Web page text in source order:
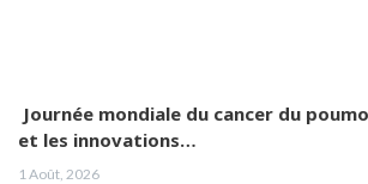
Journée mondiale du cancer du
et les innovations…
1 Août, 2026